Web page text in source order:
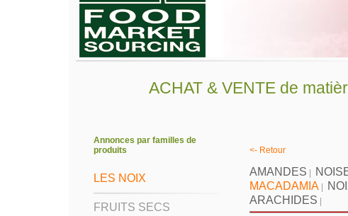
ACHAT & VENTE de
Annonces par familles de
produits
LES NOIX
FRUITS SECS
<- Retour
AMANDES
MACADAMIA
ARACHIDES